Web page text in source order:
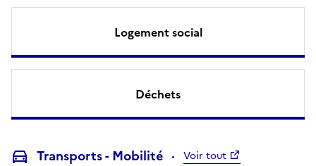
Logement social
Déchets
Transports - Mobilité Voir tout